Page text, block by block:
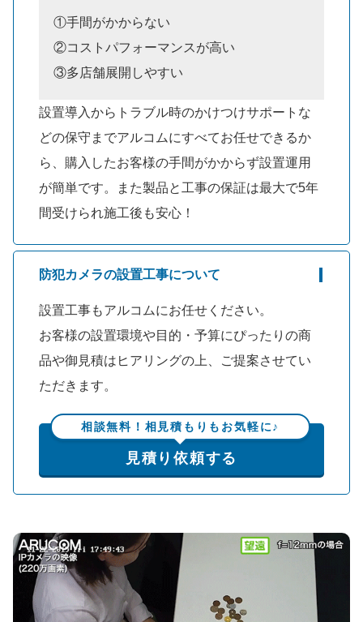
①手間がかからない
②コストパフォーマンスが高い
③多店舗展開しやすい
設置導入からトラブル時のかけつけサポートな
どの保守までアルコムにすべてお任せできるか
ら、購入したお客様の手間がかからず設置運用
が簡単です。また製品と工事の保証は最大で5年
間受けられ施工後も安心！
防犯カメラの設置工事について
設置工事もアルコムにお任せください。
お客様の設置環境や目的・予算にぴったりの商
品や御見積はヒアリングの上、ご提案させてい
ただきます。
相談無料！相見積もりもお気軽に♪
見積り依頼する